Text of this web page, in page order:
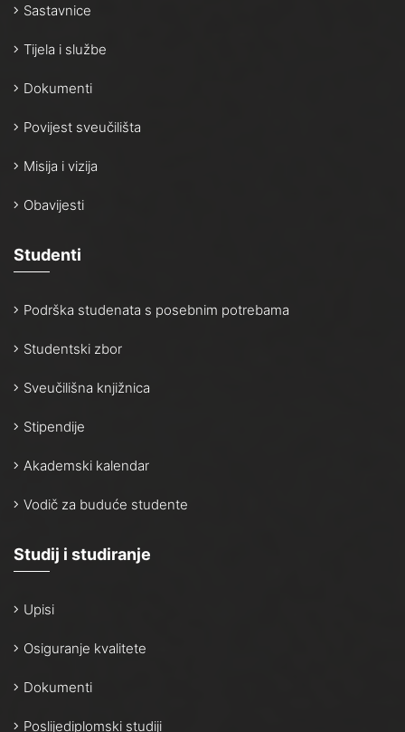
Sastavnice
Tijela i službe
Dokumenti
Povijest sveučilišta
Misija i vizija
Obavijesti
Studenti
Podrška studenata s posebnim potrebama
Studentski zbor
Sveučilišna knjižnica
Stipendije
Akademski kalendar
Vodič za buduće studente
Studij i studiranje
Upisi
Osiguranje kvalitete
Dokumenti
Poslijediplomski studiji